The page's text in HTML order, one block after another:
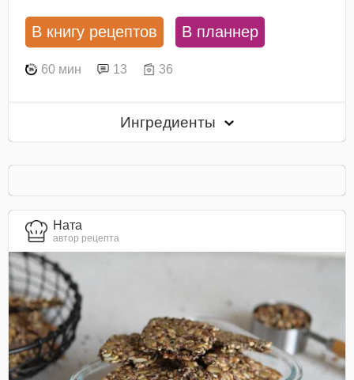
В книгу рецептов В планнер
60 мин 13 36
Ингредиенты
Ната
автор рецепта